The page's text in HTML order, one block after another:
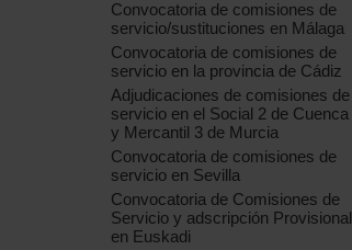
Convocatoria de comisiones de
servicio/sustituciones en Málaga
Convocatoria de comisiones de
servicio en la provincia de Cádiz
Adjudicaciones de comisiones de
servicio en el Social 2 de Cuenca
y Mercantil 3 de Murcia
Convocatoria de comisiones de
servicio en Sevilla
Convocatoria de Comisiones de
Servicio y adscripción Provisional
en Euskadi